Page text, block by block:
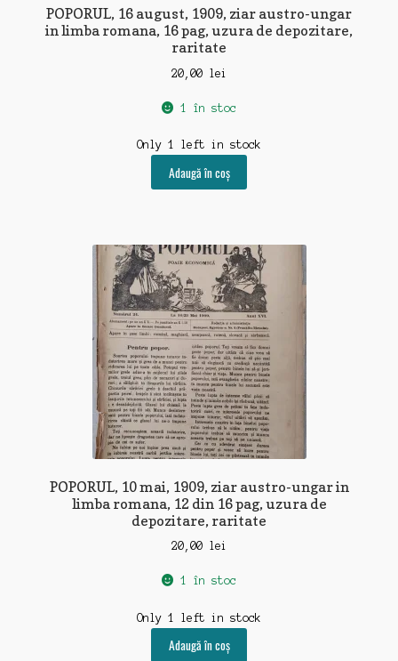
POPORUL, 16 august, 1909, ziar austro-ungar
in limba romana, 16 pag, uzura de depozitare,
raritate
20,00 lei
1 în stoc
Only 1 left in stock
Adaugă în coș
POPORUL, 10 mai, 1909, ziar austro-ungar in
limba romana, 12 din 16 pag, uzura de
depozitare, raritate
20,00 lei
1 în stoc
Only 1 left in stock
Adaugă în coș